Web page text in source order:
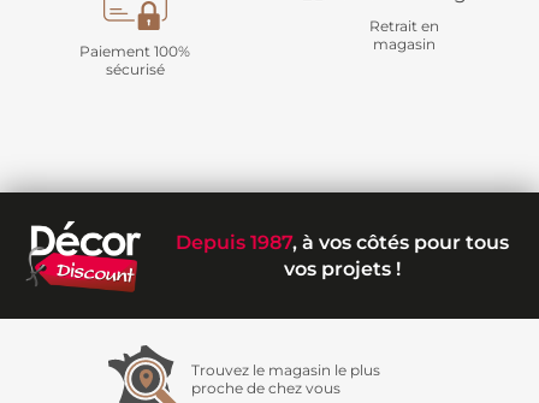
Paiement 100%
sécurisé
Retrait en
magasin
Depuis 1987, à vos côtés pour tous
vos projets !
Trouvez le magasin le plus
proche de chez vous